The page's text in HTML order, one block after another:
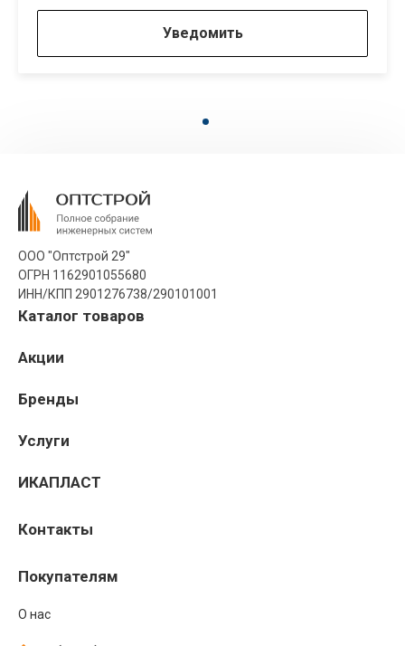
Уведомить
ООО "Оптстрой 29"
ОГРН 1162901055680
ИНН/КПП 2901276738/290101001
Каталог товаров
Акции
Бренды
Услуги
ИКАПЛАСТ
Контакты
Покупателям
О нас